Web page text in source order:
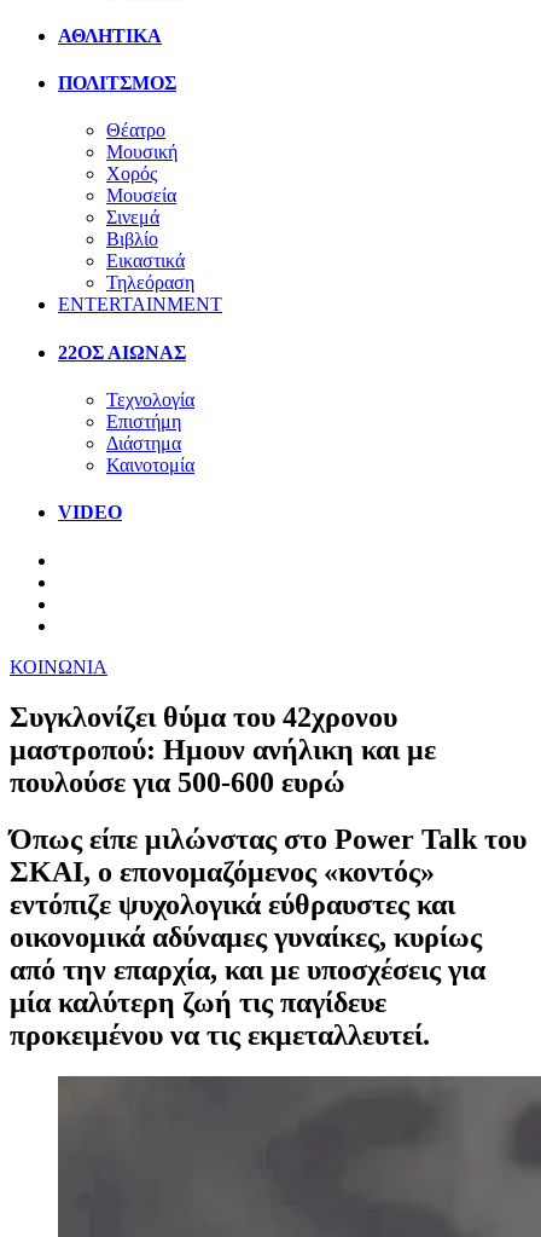
ΑΘΛΗΤΙΚΑ
ΠΟΛΙΤΣΜΟΣ
Θέατρο
Μουσική
Χορός
Μουσεία
Σινεμά
Βιβλίο
Εικαστικά
Τηλεόραση
ENTERTAINMENT
22ΟΣ ΑΙΩΝΑΣ
Τεχνολογία
Επιστήμη
Διάστημα
Καινοτομία
VIDEO
ΚΟΙΝΩΝΙΑ
Συγκλονίζει θύμα του 42χρονου
μαστροπού: Ημουν ανήλικη και με
πουλούσε για 500-600 ευρώ
Όπως είπε μιλώνστας στο Power Talk του
ΣΚΑΙ, ο επονομαζόμενος «κοντός»
εντόπιζε ψυχολογικά εύθραυστες και
οικονομικά αδύναμες γυναίκες, κυρίως
από την επαρχία, και με υποσχέσεις για
μία καλύτερη ζωή τις παγίδευε
προκειμένου να τις εκμεταλλευτεί.